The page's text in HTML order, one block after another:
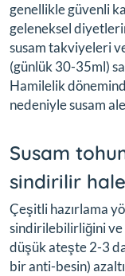
genellikle güvenli
geleneksel
susam takviyeleri
(günlük 30-35ml)
Hamilelik
nedeniyle susam
Susam
sindirilir
Çeşitli hazırlama
sindirilebilirliğini ve
düşük ateşte 2-3
bir anti-besin)